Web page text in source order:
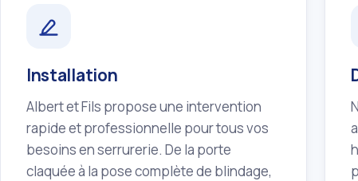
Installation
Albert et Fils propose une intervention
rapide et professionnelle pour tous vos
besoins en serrurerie. De la porte
claquée à la pose complète de blindage,